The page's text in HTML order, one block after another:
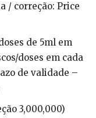
/ correção: Price
de 5ml em
doses em cada
de validade –
3,000,000)